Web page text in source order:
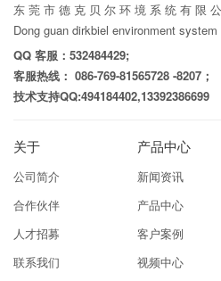
东 莞 市 德 克 贝 尔 环 境 系 统 有 限
Dong guan dirkbiel environment
QQ 客服：532484429;
客服热线： 086-769-81565728 -8207；
技术支持QQ:494184402,13392386699
关于
公司简介
合作伙伴
人才招募
联系我们
产品中心
新闻资讯
产品中心
客户案例
视频中心